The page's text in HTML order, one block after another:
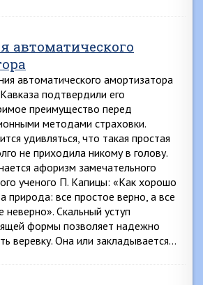
автоматического
автоматического амортизатора
подтвердили его
преимущество перед
методами страховки.
удивляться, что такая простая
не приходила никому в голову.
афоризм замечательного
ученого П. Капицы: «Как хорошо
природа: все простое верно, а все
неверно». Скальный уступ
формы позволяет надежно
веревку. Она или закладывается…